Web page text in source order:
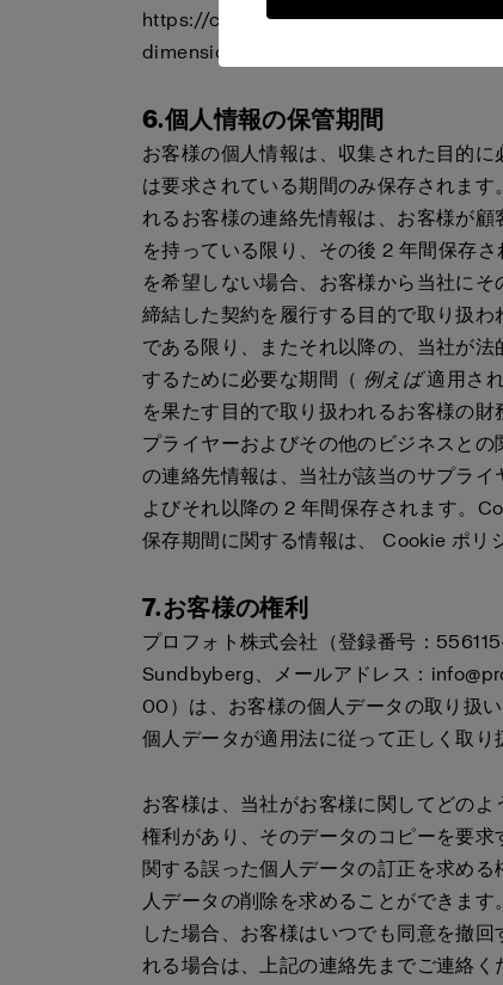
https://commission.europa.eu/law/
dimension-data-protection/standard-
6.個人情報の保管期間
お客様の個人情報は、収集された目的
は要求されている期間のみ保存されま
れるお客様の連絡先情報は、お客様が
を持っている限り、その後 2 年間保存
を希望しない場合、お客様から当社にそ
締結した契約を履行する目的で取り扱
である限り、またそれ以降の、当社が
するために必要な期間（ 例えば適用さ
を果たす目的で取り扱われるお客様の
プライヤーおよびその他のビジネスと
の連絡先情報は、当社が該当のサプラ
よびそれ以降の 2 年間保存されます。
保存期間に関する情報は、Cookie ポリ
7.お客様の権利
プロフォト株式会社（登録番号：
Sundbyberg、メールアドレス：
00）は、お客様の個人データの取り扱
個人データが適用法に従って正しく取り
お客様は、当社がお客様に関してどの
権利があり、そのデータのコピーを要
関する誤った個人データの訂正を求め
人データの削除を求めることができま
した場合、お客様はいつでも同意を撤
れる場合は、上記の連絡先までご連絡